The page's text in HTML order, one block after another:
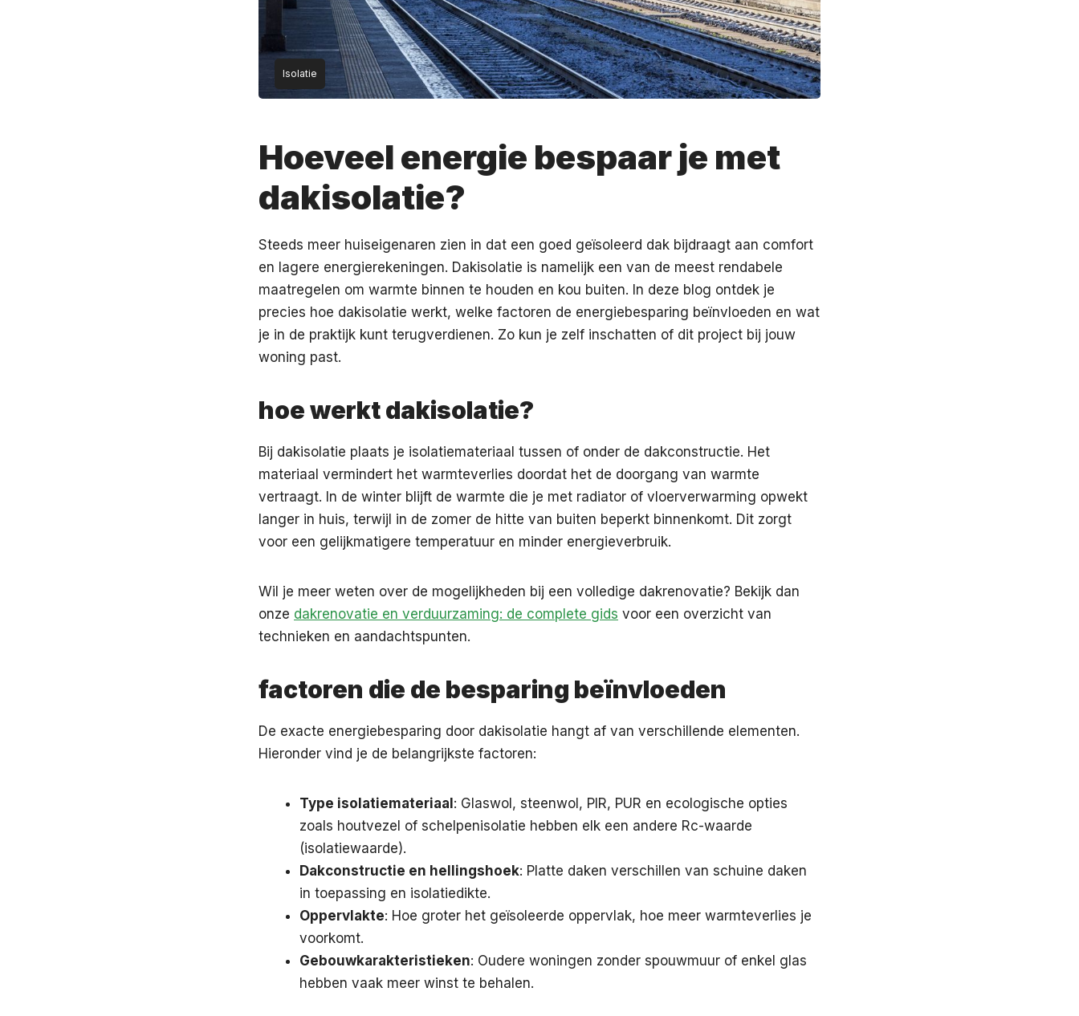
Isolatie
Hoeveel energie bespaar je met
dakisolatie?
Steeds meer huiseigenaren zien in dat een goed geïsoleerd dak bijdraagt aan comfort
en lagere energierekeningen. Dakisolatie is namelijk een van de meest rendabele
maatregelen om warmte binnen te houden en kou buiten. In deze blog ontdek je
precies hoe dakisolatie werkt, welke factoren de energiebesparing beïnvloeden en wat
je in de praktijk kunt terugverdienen. Zo kun je zelf inschatten of dit project bij jouw
woning past.
hoe werkt dakisolatie?
Bij dakisolatie plaats je isolatiemateriaal tussen of onder de dakconstructie. Het
materiaal vermindert het warmteverlies doordat het de doorgang van warmte
vertraagt. In de winter blijft de warmte die je met radiator of vloerverwarming opwekt
langer in huis, terwijl in de zomer de hitte van buiten beperkt binnenkomt. Dit zorgt
voor een gelijkmatigere temperatuur en minder energieverbruik.
Wil je meer weten over de mogelijkheden bij een volledige dakrenovatie? Bekijk dan
onze dakrenovatie en verduurzaming: de complete gids voor een overzicht van
technieken en aandachtspunten.
factoren die de besparing beïnvloeden
De exacte energiebesparing door dakisolatie hangt af van verschillende elementen.
Hieronder vind je de belangrijkste factoren:
Type isolatiemateriaal : Glaswol, steenwol, PIR, PUR en ecologische opties
zoals houtvezel of schelpenisolatie hebben elk een andere Rc-waarde
(isolatiewaarde).
Dakconstructie en hellingshoek: Platte daken verschillen van schuine daken
in toepassing en isolatiedikte.
Oppervlakte: Hoe groter het geïsoleerde oppervlak, hoe meer warmteverlies je
voorkomt.
Gebouwkarakteristieken: Oudere woningen zonder spouwmuur of enkel glas
hebben vaak meer winst te behalen.